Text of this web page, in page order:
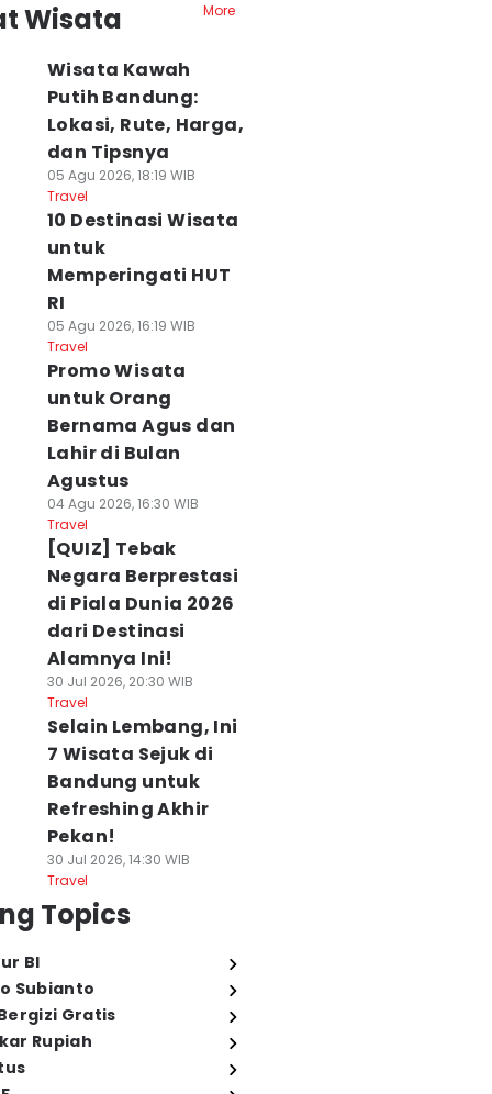
Wisata
More
Wisata Kawah
Putih Bandung:
Lokasi, Rute, Harga,
dan Tipsnya
05 Agu 2026, 18:19 WIB
Travel
10 Destinasi Wisata
untuk
Memperingati HUT
RI
05 Agu 2026, 16:19 WIB
Travel
Promo Wisata
untuk Orang
Bernama Agus dan
Lahir di Bulan
Agustus
04 Agu 2026, 16:30 WIB
Travel
[QUIZ] Tebak
Negara Berprestasi
di Piala Dunia 2026
dari Destinasi
Alamnya Ini!
30 Jul 2026, 20:30 WIB
Travel
Selain Lembang, Ini
7 Wisata Sejuk di
Bandung untuk
Refreshing Akhir
Pekan!
30 Jul 2026, 14:30 WIB
Travel
Topics
BI
Subianto
Gratis
Rupiah